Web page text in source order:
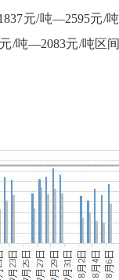
元/吨—2595元/吨
/吨—2083元/吨区